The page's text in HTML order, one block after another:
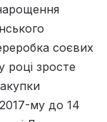
соєвих
році зросте
2017-му до 14